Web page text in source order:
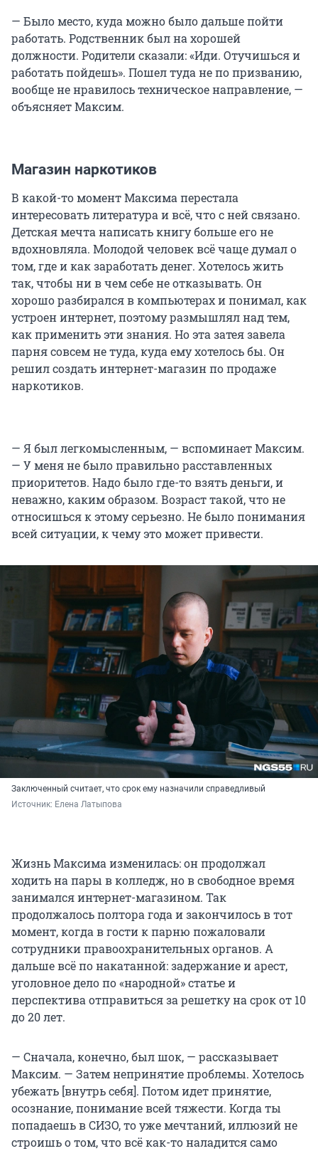
— Было место, куда можно было дальше пойти
работать. Родственник был на хорошей
должности. Родители сказали: «Иди. Отучишься и
работать пойдешь». Пошел туда не по призванию,
вообще не нравилось техническое направление, —
объясняет Максим.
Магазин наркотиков
В какой-то момент Максима перестала
интересовать литература и всё, что с ней связано.
Детская мечта написать книгу больше его не
вдохновляла. Молодой человек всё чаще думал о
том, где и как заработать денег. Хотелось жить
так, чтобы ни в чем себе не отказывать. Он
хорошо разбирался в компьютерах и понимал, как
устроен интернет, поэтому размышлял над тем,
как применить эти знания. Но эта затея завела
парня совсем не туда, куда ему хотелось бы. Он
решил создать интернет-магазин по продаже
наркотиков.
— Я был легкомысленным, — вспоминает Максим.
— У меня не было правильно расставленных
приоритетов. Надо было где-то взять деньги, и
неважно, каким образом. Возраст такой, что не
относишься к этому серьезно. Не было понимания
всей ситуации, к чему это может привести.
Заключенный считает, что срок ему назначили справедливый
Источник: Елена Латыпова
Жизнь Максима изменилась: он продолжал
ходить на пары в колледж, но в свободное время
занимался интернет-магазином. Так
продолжалось полтора года и закончилось в тот
момент, когда в гости к парню пожаловали
сотрудники правоохранительных органов. А
дальше всё по накатанной: задержание и арест,
уголовное дело по «народной» статье и
перспектива отправиться за решетку на срок от 10
до 20 лет.
— Сначала, конечно, был шок, — рассказывает
Максим. — Затем непринятие проблемы. Хотелось
убежать [внутрь себя]. Потом идет принятие,
осознание, понимание всей тяжести. Когда ты
попадаешь в СИЗО, то уже мечтаний, иллюзий не
строишь о том, что всё как-то наладится само